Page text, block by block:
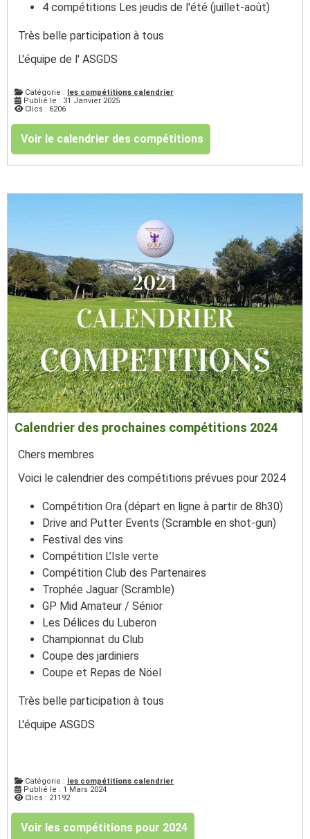
4 compétitions Les jeudis de l'été (juillet-août)
Très belle participation à tous
L'équipe de l' ASGDS
Catégorie :
les compétitions calendrier
Publié le : 31 Janvier 2025
Clics : 6206
Voir le calendrier des compétitions
Calendrier des prochaines compétitions 2024
Chers membres
Voici le calendrier des compétitions prévues pour 2024
Compétition Ora (départ en ligne à partir de 8h30)
Drive and Putter Events (Scramble en shot-gun)
Festival des vins
Compétition L’Isle verte
Compétition Club des Partenaires
Trophée Jaguar (Scramble)
GP Mid Amateur / Sénior
Les Délices du Luberon
Championnat du Club
Coupe des jardiniers
Coupe et Repas de Nöel
Très belle participation à tous
L'équipe ASGDS
Catégorie : les compétitions calendrier
Publié le : 1 Mars 2024
Clics : 21192
Voir les compétitions pour 2024